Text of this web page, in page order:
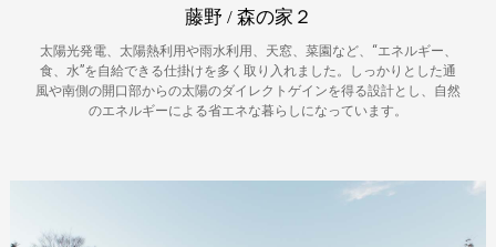
藤野 / 森の家２
太陽光発電、太陽熱利用や雨水利用、天窓、菜園など、“エネルギー、
食、水”を自給できる仕掛けを多く取り入れました。しっかりとした通
風や南側の開口部からの太陽のダイレクトゲインを得る設計とし、自然
のエネルギーによる省エネな暮らしになっています。